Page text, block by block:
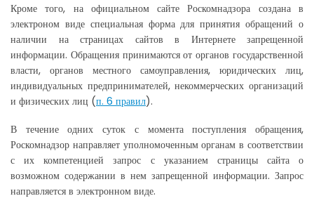
Кроме того, на официальном сайте Роскомнадзора создана в
электроном виде специальная форма для принятия обращений о
наличии на страницах сайтов в Интернете запрещенной
информации. Обращения принимаются от органов государственной
власти, органов местного самоуправления, юридических лиц,
индивидуальных предпринимателей, некоммерческих организаций
и физических лиц (п. 6 правил).
В течение одних суток с момента поступления обращения,
Роскомнадзор направляет уполномоченным органам в соответствии
с их компетенцией запрос с указанием страницы сайта о
возможном содержании в нем запрещенной информации. Запрос
направляется в электронном виде.